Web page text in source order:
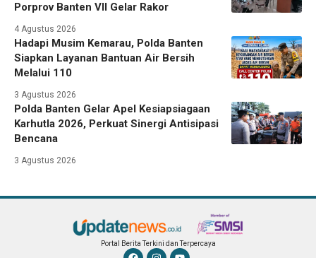
Porprov Banten VII Gelar Rakor
4 Agustus 2026
Hadapi Musim Kemarau, Polda Banten
Siapkan Layanan Bantuan Air Bersih
Melalui 110
3 Agustus 2026
Polda Banten Gelar Apel Kesiapsiagaan
Karhutla 2026, Perkuat Sinergi Antisipasi
Bencana
3 Agustus 2026
Portal Berita Terkini dan Terpercaya